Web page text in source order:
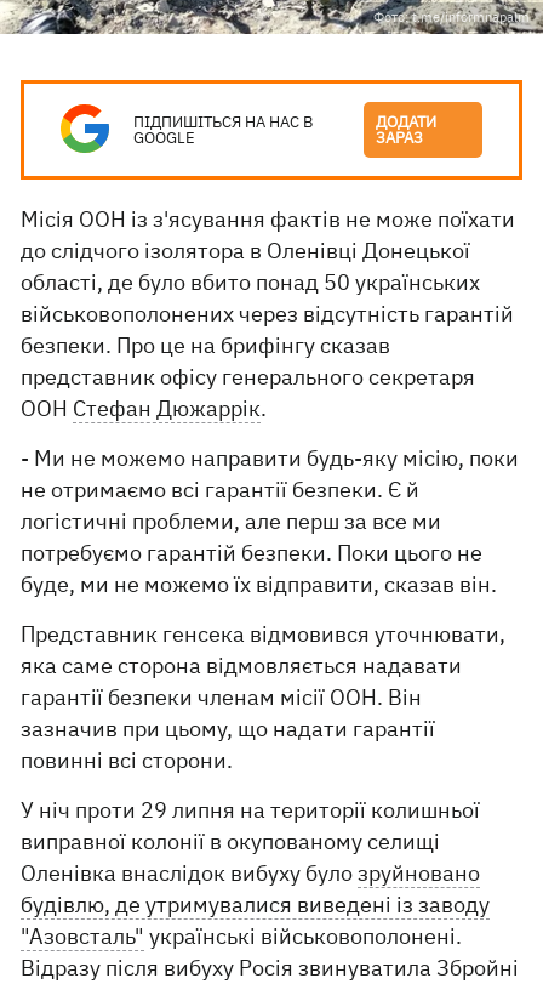
Фото: t.me/informnapalm
ПІДПИШІТЬСЯ НА НАС В
GOOGLE
ДОДАТИ
ЗАРАЗ
Місія ООН із з'ясування фактів не може поїхати
до слідчого ізолятора в Оленівці Донецької
області, де було вбито понад 50 українських
військовополонених через відсутність гарантій
безпеки. Про це на брифінгу сказав
представник офісу генерального секретаря
ООН Стефан Дюжаррік.
- Ми не можемо направити будь-яку місію, поки
не отримаємо всі гарантії безпеки. Є й
логістичні проблеми, але перш за все ми
потребуємо гарантій безпеки. Поки цього не
буде, ми не можемо їх відправити, сказав він.
Представник генсека відмовився уточнювати,
яка саме сторона відмовляється надавати
гарантії безпеки членам місії ООН. Він
зазначив при цьому, що надати гарантії
повинні всі сторони.
У ніч проти 29 липня на території колишньої
виправної колонії в окупованому селищі
Оленівка внаслідок вибуху булозруйновано
будівлю, де утримувалися виведені із заводу
"Азовсталь" українські військовополонені.
Відразу після вибуху Росія звинуватила Збройні